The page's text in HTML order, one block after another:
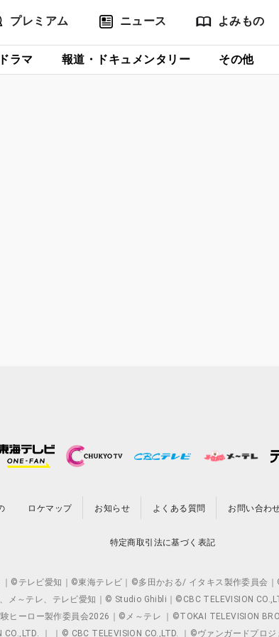
プレミアム ニュース よみもの
ドラマ 報道・ドキュメンタリー その他
ロケマップ お知らせ よくある質問 お問い合わ
特定商取引法に基づく表記
©テレビ愛知｜©東海テレビ｜©多田かおる/ イタキス製作委員会
メ～テレ、テレビ愛知｜© Studio Ghibli｜©CBC TELEVISION
ーロー製作委員会2026｜©メ～テレ ｜©TOKAI TELEVISION
｜ ｜© CBC TELEVISION CO.,LTD. ｜©ヴァンガードプ